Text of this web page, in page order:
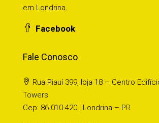
em Londrina.
Facebook
Fale Conosco
Rua Piauí 399, loja 18 – Centro
Towers
Cep: 86.010-420 | Londrina – PR